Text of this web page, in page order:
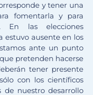
y tener una
fomentarla y para
En las elecciones
estuvo ausente en los
ante un punto
pretenden hacerse
tener presente
con los científicos
de nuestro desarrollo